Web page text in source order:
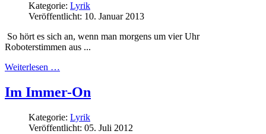
Kategorie: Lyrik
Veröffentlicht: 10. Januar 2013
So hört es sich an, wenn man morgens um vier Uhr
Roboterstimmen aus ...
Weiterlesen …
Im Immer-On
Kategorie: Lyrik
Veröffentlicht: 05. Juli 2012